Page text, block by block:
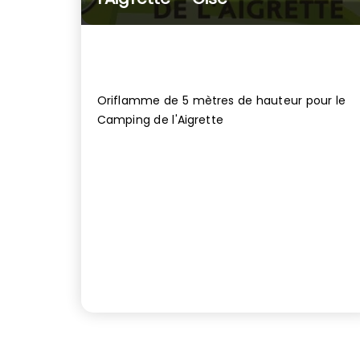
Oriflamme de 5 mètres de hauteur pour le
Camping de l'Aigrette